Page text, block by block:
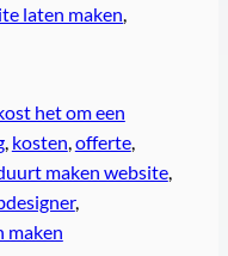
laten maken
het om een
, kosten, offerte,
maken website,
,
maken